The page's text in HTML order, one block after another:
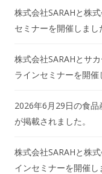
株式会社SARAHと株
セミナーを開催しまし
株式会社SARAHとサ
ラインセミナーを開催
2026年6月29日の食
が掲載されました。
株式会社SARAHと株
インセミナーを開催し